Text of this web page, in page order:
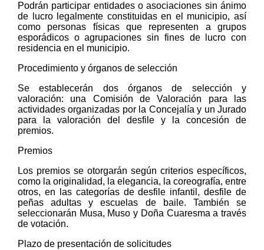
Podrán participar entidades o asociaciones sin ánimo
de lucro legalmente constituidas en el municipio, así
como personas físicas que representen a grupos
esporádicos o agrupaciones sin fines de lucro con
residencia en el municipio.
Procedimiento y órganos de selección
Se establecerán dos órganos de selección y
valoración: una Comisión de Valoración para las
actividades organizadas por la Concejalía y un Jurado
para la valoración del desfile y la concesión de
premios.
Premios
Los premios se otorgarán según criterios específicos,
como la originalidad, la elegancia, la coreografía, entre
otros, en las categorías de desfile infantil, desfile de
peñas adultas y escuelas de baile. También se
seleccionarán Musa, Muso y Doña Cuaresma a través
de votación.
Plazo de presentación de solicitudes